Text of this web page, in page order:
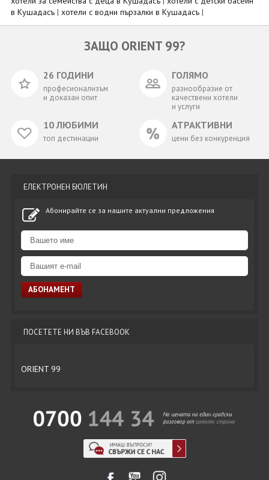
в Кушадасъ | хотели с водни пързалки в Кушадасъ |
ЗАЩО ORIENT 99?
26 ГОДИНИ
професионализъм
и доказан опит
ГОЛЯМО
разнообразие от
качествени хотели
и услуги
10 ЛЮБИМИ
топ дестинации
АТРАКТИВНИ
цени без конкуренция
ЕЛЕКТРОНЕН БЮЛЕТИН
Абонирайте се за нашите актуални предложения
ПОСЕТЕТЕ НИ ВЪВ FACEBOOK
ORIENT 99